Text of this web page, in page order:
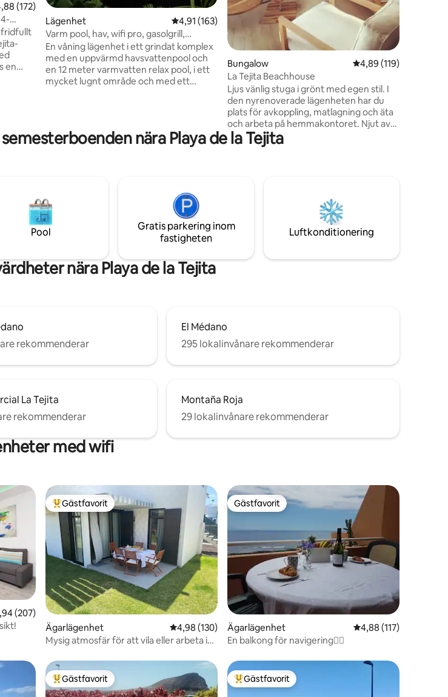
av 5 i genomsnittligt betyg, 172 omdömen
(172)
fridfullt
en
ett
och
Lägenhet 4,91 av 5 i genomsnittligt betyg, 163 omdömen
4,91 (163)
Varm pool, hav, wifi pro, gasolgrill,
trädgård, 02
En våning lägenhet i ett grindat komplex
med en uppvärmd havsvattenpool och
en 12 meter varmvatten relax pool, i ett
mycket lugnt område och med ett
fiskeby med fantastiska lokala
restauranger. Mycket välutrustad för att
havet.
Bungalow 4,89 av 5 i
4,89 (119)
La Tejita Beachhouse
Ljus vänlig stuga i grönt med egen stil. I
den nyrenoverade lägenheten har du
plats för avkoppling, matlagning och äta
och arbeta på hemmakontoret. Njut av
solnedgången på mysig terrass med
soffa. Från dubbelsängen kan du se och
bara 8 minuters promenad till Tejita
Center med restauranger och
stormarknad.
nära Playa de la Tejita
Pool
Gratis parkering inom
fastigheten
Luftkonditionering
nära Playa de la Tejita
rekommenderar
El Médano
295 lokalinvånare rekommenderar
La Tejita
rekommenderar
Montaña Roja
29 lokalinvånare rekommenderar
med wifi
av 5 i genomsnittligt betyg, 207 omdömen
(207)
Populär gästfavorit
Gästfavorit
Ägarlägenhet 4,98 av 5 i genomsnittligt betyg, 130 omdömen
4,98 (130)
Mysig atmosfär för att vila eller arbeta i
Gästfavorit
Gästfavorit
Ägarlägenhet 4,88 av 5 i
4,88 (117)
En balkong för navigering🏄‍♀️
Populär gästfavorit
Gästfavorit Populär gästfavorit
Gästfavorit